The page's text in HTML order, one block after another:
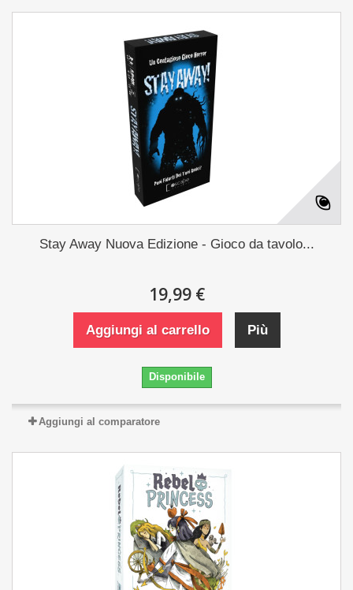
Stay Away Nuova Edizione - Gioco da tavolo...
19,99 €
Aggiungi al carrello Più
Disponibile
Aggiungi al comparatore